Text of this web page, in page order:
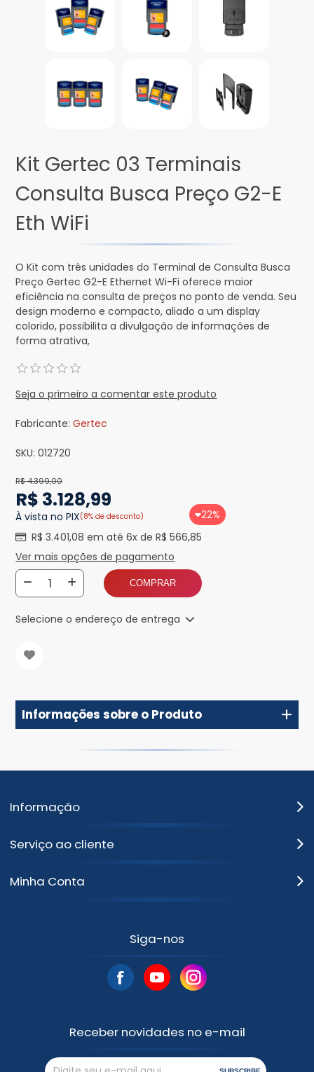
Kit Gertec 03 Terminais
Consulta Busca Preço G2-E
Eth WiFi
O Kit com três unidades do Terminal de Consulta Busca
Preço Gertec G2-E Ethernet Wi-Fi oferece maior
eficiência na consulta de preços no ponto de venda. Seu
design moderno e compacto, aliado a um display
colorido, possibilita a divulgação de informações de
forma atrativa,
Seja o primeiro a comentar este produto
Fabricante: Gertec
SKU: 012720
R$ 4.399,00
R$ 3.128,99
À vista no PIX(8% de desconto)
R$ 3.401,08 em até 6x de R$ 566,85
Ver mais opções de pagamento
22%
COMPRAR
Selecione o endereço de entrega
Informações sobre o Produto
Informação
Serviço ao cliente
Minha Conta
Siga-nos
Receber novidades no e-mail